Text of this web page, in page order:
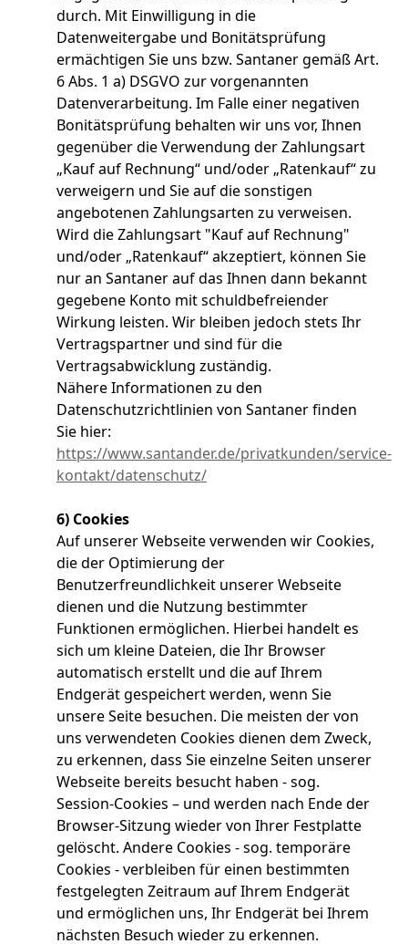
durch. Mit Einwilligung in die
Datenweitergabe und Bonitätsprüfung
ermächtigen Sie uns bzw. Santaner gemäß Art.
6 Abs. 1 a) DSGVO zur vorgenannten
Datenverarbeitung. Im Falle einer negativen
Bonitätsprüfung behalten wir uns vor, Ihnen
gegenüber die Verwendung der Zahlungsart
„Kauf auf Rechnung“ und/oder „Ratenkauf“ zu
verweigern und Sie auf die sonstigen
angebotenen Zahlungsarten zu verweisen.
Wird die Zahlungsart "Kauf auf Rechnung"
und/oder „Ratenkauf“ akzeptiert, können Sie
nur an Santaner auf das Ihnen dann bekannt
gegebene Konto mit schuldbefreiender
Wirkung leisten. Wir bleiben jedoch stets Ihr
Vertragspartner und sind für die
Vertragsabwicklung zuständig.
Nähere Informationen zu den
Datenschutzrichtlinien von Santaner finden
Sie hier:
https://www.santander.de/privatkunden/service-
kontakt/datenschutz/
6) Cookies
Auf unserer Webseite verwenden wir Cookies,
die der Optimierung der
Benutzerfreundlichkeit unserer Webseite
dienen und die Nutzung bestimmter
Funktionen ermöglichen. Hierbei handelt es
sich um kleine Dateien, die Ihr Browser
automatisch erstellt und die auf Ihrem
Endgerät gespeichert werden, wenn Sie
unsere Seite besuchen. Die meisten der von
uns verwendeten Cookies dienen dem Zweck,
zu erkennen, dass Sie einzelne Seiten unserer
Webseite bereits besucht haben - sog.
Session-Cookies – und werden nach Ende der
Browser-Sitzung wieder von Ihrer Festplatte
gelöscht. Andere Cookies - sog. temporäre
Cookies - verbleiben für einen bestimmten
festgelegten Zeitraum auf Ihrem Endgerät
und ermöglichen uns, Ihr Endgerät bei Ihrem
nächsten Besuch wieder zu erkennen.